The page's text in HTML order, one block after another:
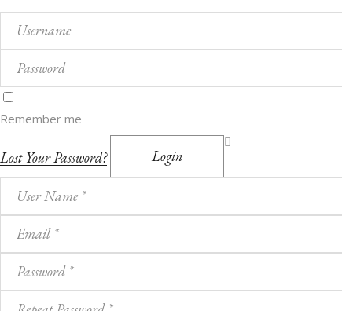
Remember me
Lost Your Password? Login